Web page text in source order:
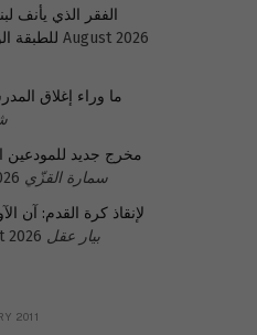
الفقر الذي يأنف
للطبقة 6 August 2026
ما وراء إغلاق
مخرج جديد للمودعين
سمارة القزّي
لإنقاذ كرة القدم: آن
2026 بيار عقل
2011